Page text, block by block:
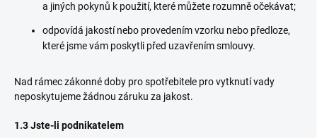
a jiných pokynů k použití, které můžete rozumně očekávat;
odpovídá jakostí nebo provedením vzorku nebo předloze,
které jsme vám poskytli před uzavřením smlouvy.
Nad rámec zákonné doby pro spotřebitele pro vytknutí vady
neposkytujeme žádnou záruku za jakost.
1.3 Jste-li podnikatelem